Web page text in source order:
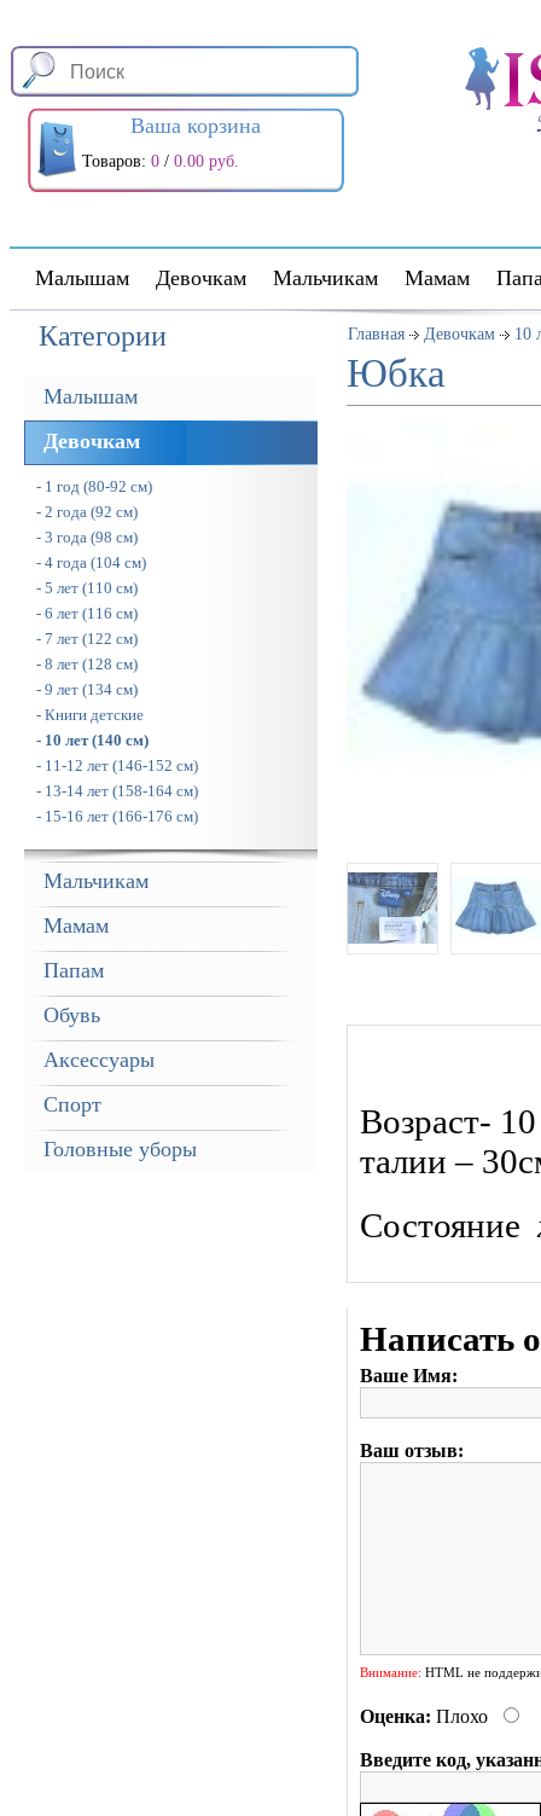
Ваша корзина
Товаров: 0 / 0.00 руб.
Малышам Девочкам Мальчикам Мамам
Категории
Малышам
Девочкам
- 1 год (80-92 см)
- 2 года (92 см)
- 3 года (98 см)
- 4 года (104 см)
- 5 лет (110 см)
- 6 лет (116 см)
- 7 лет (122 см)
- 8 лет (128 см)
- 9 лет (134 см)
- Книги детские
- 10 лет (140 см)
- 11-12 лет (146-152 см)
- 13-14 лет (158-164 см)
- 15-16 лет (166-176 см)
Мальчикам
Мамам
Папам
Обувь
Аксессуары
Спорт
Головные уборы
Главная Девочкам 10
Юбка
Возраст-
талии –
Состояние
Написать
Ваше Имя:
Ваш отзыв:
Внимание: HTML не
Оценка: Плохо
Введите код,